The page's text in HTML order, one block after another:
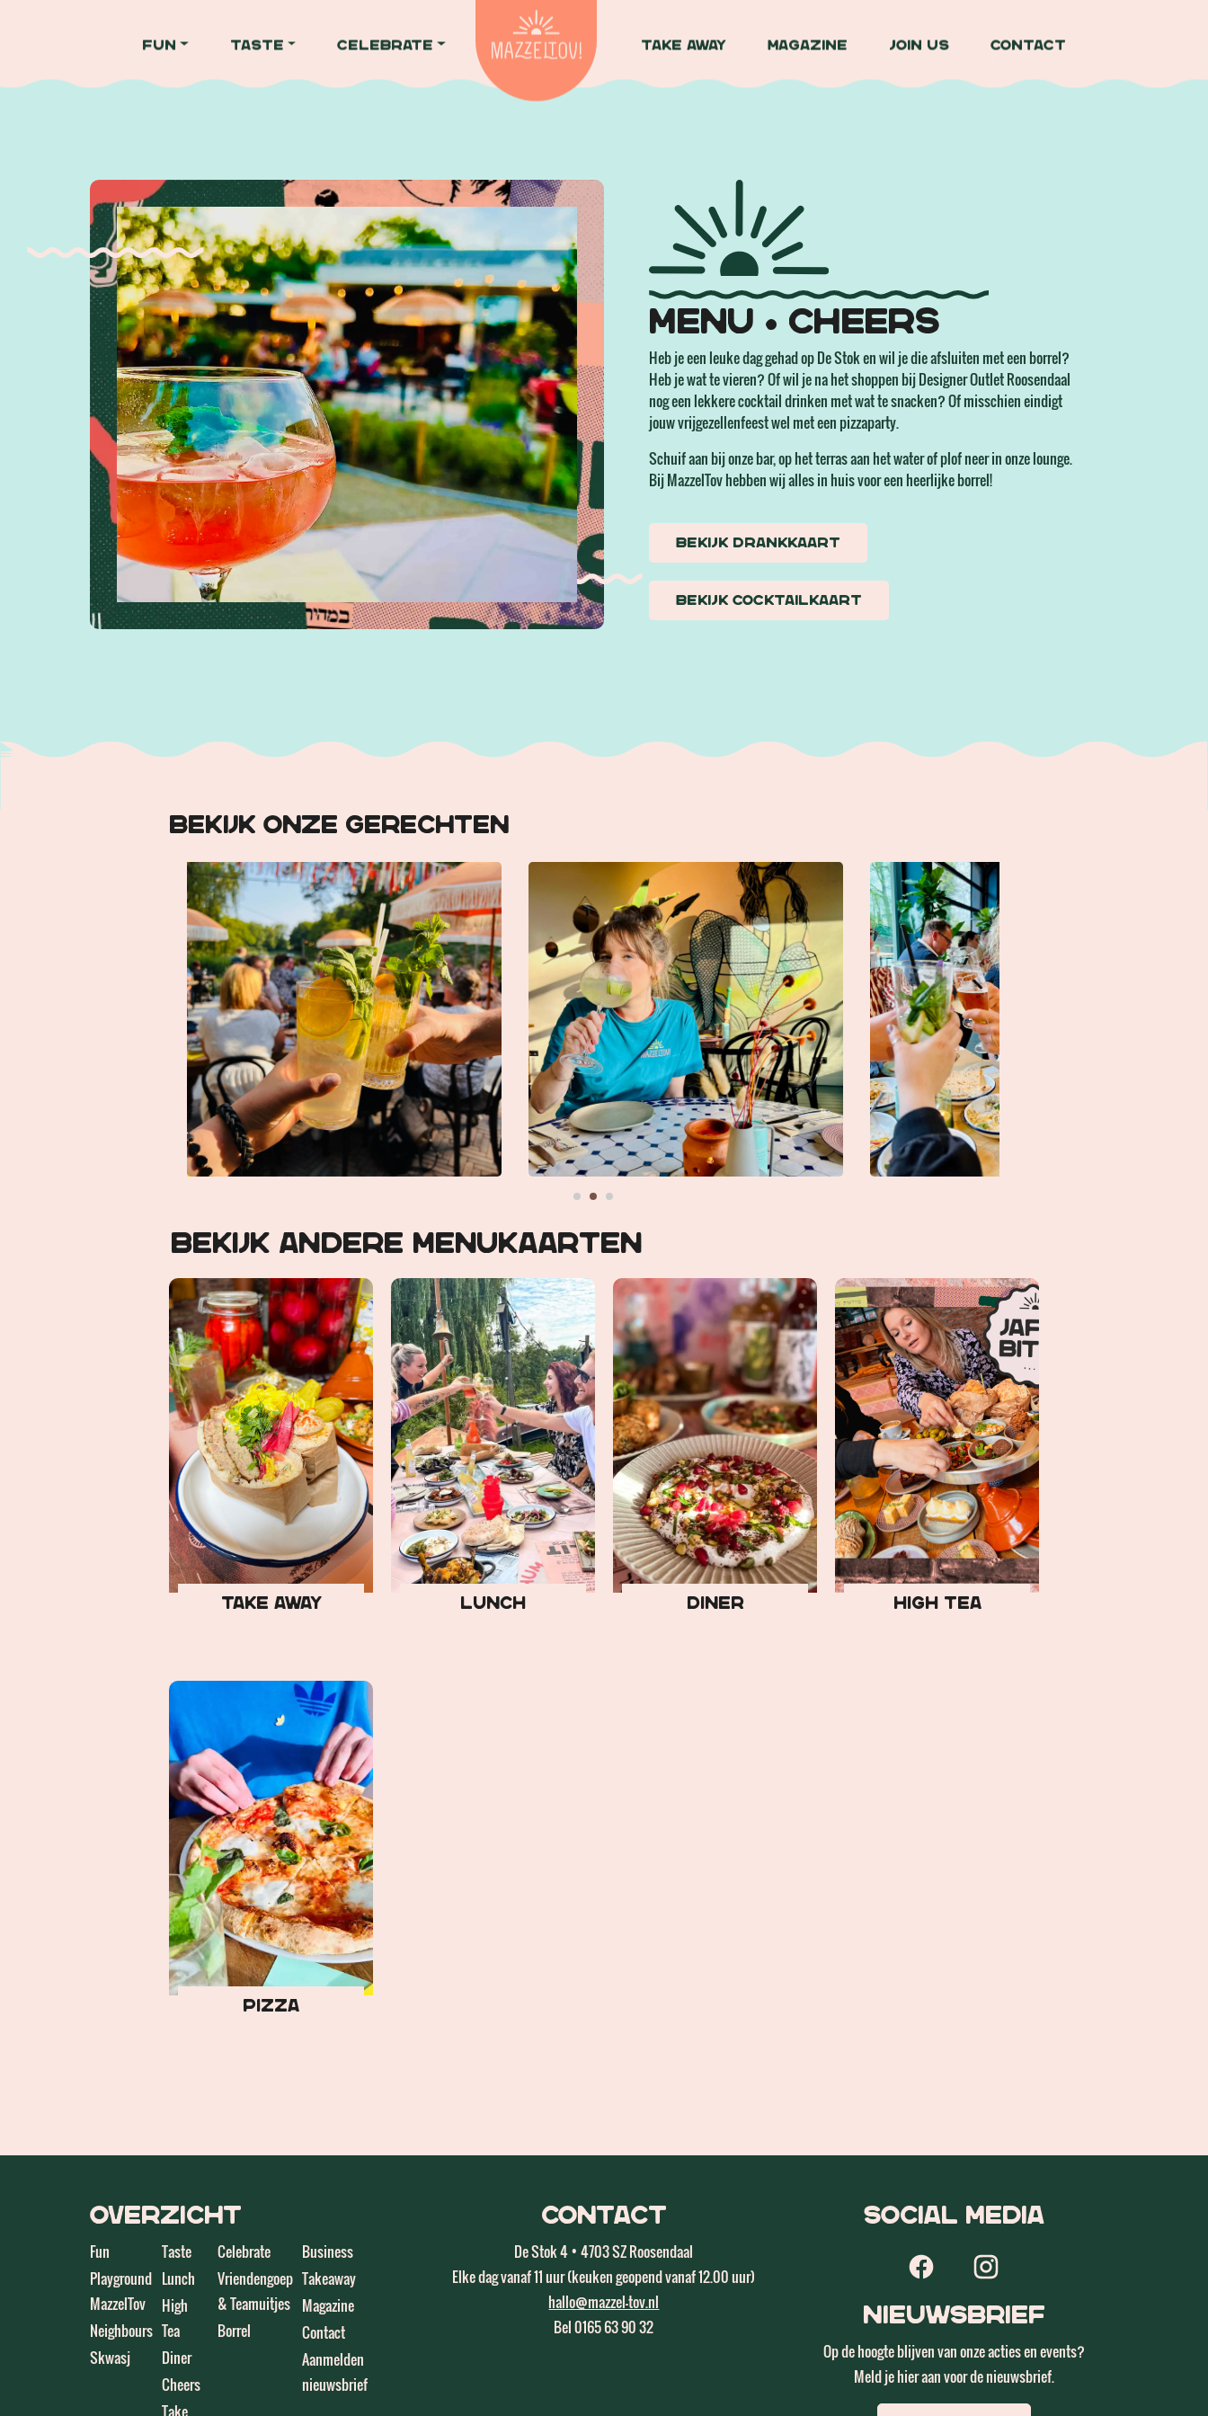
Fun Taste Celebrate Take away Magazine Join us Contact
Menu • Cheers
Heb je een leuke dag gehad op De Stok en wil je die afsluiten met een borrel?
Heb je wat te vieren? Of wil je na het shoppen bij Designer Outlet Roosendaal
nog een lekkere cocktail drinken met wat te snacken? Of misschien eindigt
jouw vrijgezellenfeest wel met een pizzaparty.
Schuif aan bij onze bar, op het terras aan het water of plof neer in onze lounge.
Bij MazzelTov hebben wij alles in huis voor een heerlijke borrel!
Bekijk drankkaart
Bekijk cocktailkaart
Bekijk onze gerechten
Bekijk andere menukaarten
Take away Lunch Diner High tea
Pizza
Overzicht
Fun
Playground
MazzelTov
Neighbours
Skwasj
Taste
Lunch
High
Tea
Diner
Cheers
Take
Celebrate
Vriendengoep
& Teamuitjes
Borrel
Business
Takeaway
Magazine
Contact
Aanmelden
nieuwsbrief
Contact
De Stok 4 • 4703 SZ Roosendaal
Elke dag vanaf 11 uur (keuken geopend vanaf 12.00 uur)
hallo@mazzel-tov.nl
Bel 0165 63 90 32
Social Media
Nieuwsbrief
Op de hoogte blijven van onze acties en events?
Meld je hier aan voor de nieuwsbrief.